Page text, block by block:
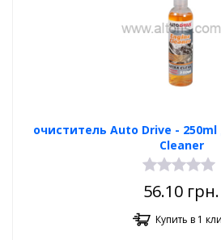
очиститель Auto Drive -
Cleaner
56.10 грн.
Купить в 1